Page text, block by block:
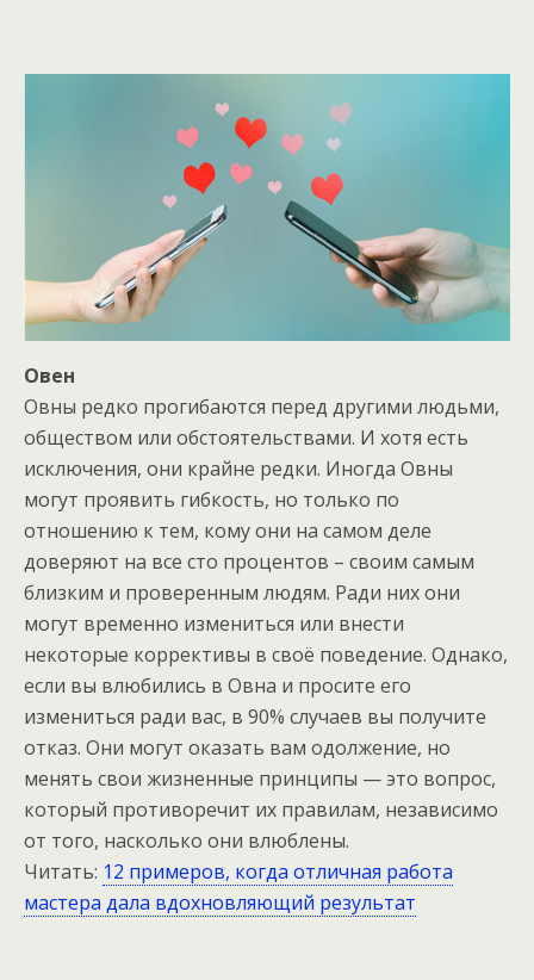
Овен
Овны редко прогибаются перед другими людьми,
обществом или обстоятельствами. И хотя есть
исключения, они крайне редки. Иногда Овны
могут проявить гибкость, но только по
отношению к тем, кому они на самом деле
доверяют на все сто процентов – своим самым
близким и проверенным людям. Ради них они
могут временно измениться или внести
некоторые коррективы в своё поведение. Однако,
если вы влюбились в Овна и просите его
измениться ради вас, в 90% случаев вы получите
отказ. Они могут оказать вам одолжение, но
менять свои жизненные принципы — это вопрос,
который противоречит их правилам, независимо
от того, насколько они влюблены.
Читать: 12 примеров, когда отличная работа
мастера дала вдохновляющий результат